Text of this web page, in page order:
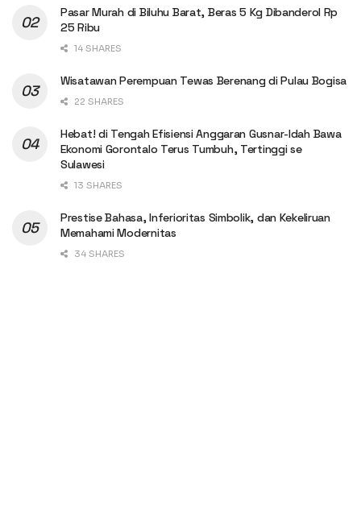
Pasar Murah di Biluhu Barat, Beras 5 Kg Dibanderol Rp
25 Ribu
14 SHARES
Wisatawan Perempuan Tewas Berenang di Pulau Bogisa
22 SHARES
Hebat! di Tengah Efisiensi Anggaran Gusnar-Idah Bawa
Ekonomi Gorontalo Terus Tumbuh, Tertinggi se
Sulawesi
13 SHARES
Prestise Bahasa, Inferioritas Simbolik, dan Kekeliruan
Memahami Modernitas
34 SHARES